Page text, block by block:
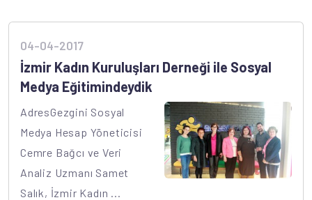
04-04-2017
İzmir Kadın Kuruluşları Derneği ile Sosyal
Medya Eğitimindeydik
AdresGezgini Sosyal
Medya Hesap Yöneticisi
Cemre Bağcı ve Veri
Analiz Uzmanı Samet
Salık, İzmir Kadın ...